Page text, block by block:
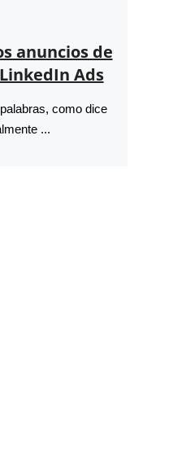
anuncios de
Ads
como dice
...